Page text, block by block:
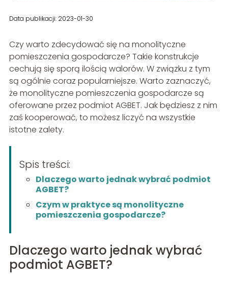
Data publikacji: 2023-01-30
Czy warto zdecydować się na monolityczne
pomieszczenia gospodarcze? Takie konstrukcje
cechują się sporą ilością walorów. W związku z tym
są ogólnie coraz popularniejsze. Warto zaznaczyć,
że monolityczne pomieszczenia gospodarcze są
oferowane przez podmiot AGBET. Jak będziesz z nim
zaś kooperować, to możesz liczyć na wszystkie
istotne zalety.
Spis treści:
Dlaczego warto jednak wybrać podmiot
AGBET?
Czym w praktyce są monolityczne
pomieszczenia gospodarcze?
Dlaczego warto jednak wybrać
podmiot AGBET?